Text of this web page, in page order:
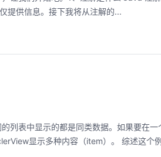
提供信息。接下我将从注解的...
列表中显示的都是同类数据。如果要在
显示多种内容（item）。 综述这个